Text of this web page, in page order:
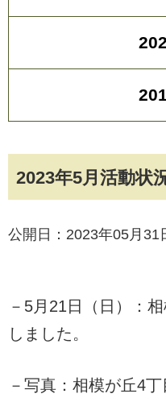
2023年5月活動状
公開日：2023年05月
－5月21日（日）：
しました。
－写真：相模が丘4